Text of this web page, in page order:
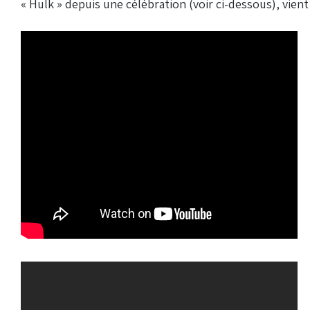
« Hulk » depuis une célébration (voir ci-dessous),